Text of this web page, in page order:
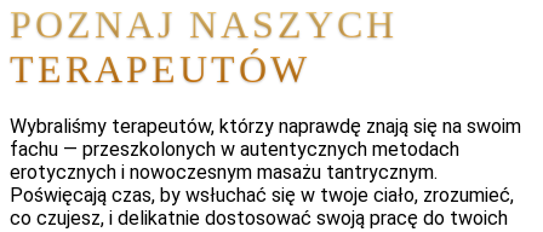
POZNAJ NASZYCH
TERAPEUTÓW
Wybraliśmy terapeutów, którzy naprawdę znają się na swoim
fachu — przeszkolonych w autentycznych metodach
erotycznych i nowoczesnym masażu tantrycznym.
Poświęcają czas, by wsłuchać się w twoje ciało, zrozumieć,
co czujesz, i delikatnie dostosować swoją pracę do twoich